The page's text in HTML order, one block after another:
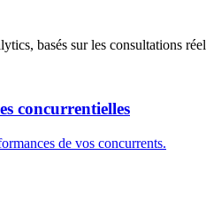
, basés sur les consultations
concurrentielles
de vos concurrents.